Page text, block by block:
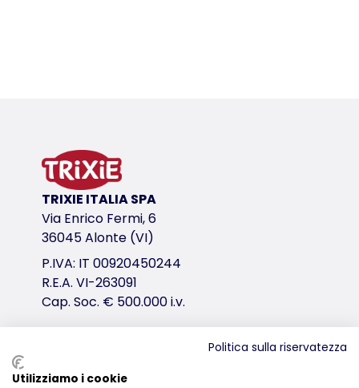
anche per acquari
contenuto: 3 pz.
100% materiali naturali
variante di prodotto
variante di prodotto: numero unico del
Misure
ø 8/10/12 cm
per es.
topi, criceti
Contenuto
TRIXIE ITALIA SPA
Via Enrico Fermi, 6
36045 Alonte (VI)
P.IVA: IT 00920450244
R.E.A. VI-263091
Cap. Soc. € 500.000 i.v.
Distribuzione
Politica sulla riservatezza
Utilizziamo i cookie